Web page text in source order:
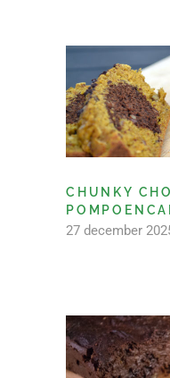
CHUNKY
27 december